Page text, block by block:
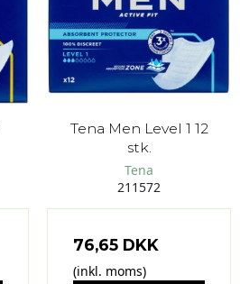
Tena Men Level 1 12
stk.
Tena
211572
76,65 DKK
(inkl. moms)